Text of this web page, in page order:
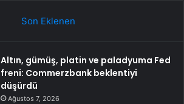
Son Eklenen
Altın, gümüş, platin ve paladyuma Fed
freni: Commerzbank beklentiyi
düşürdü
Ağustos 7, 2026